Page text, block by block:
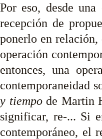
Por eso, desde
recepción de
ponerlo en
operación
entonces, una
contemporaneidad
y tiempode Martin
significar, re-... Si
contemporáneo, el